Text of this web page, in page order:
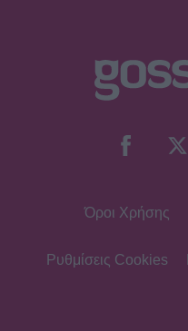
Όροι Χρήσης
Ρυθμίσεις Cookies